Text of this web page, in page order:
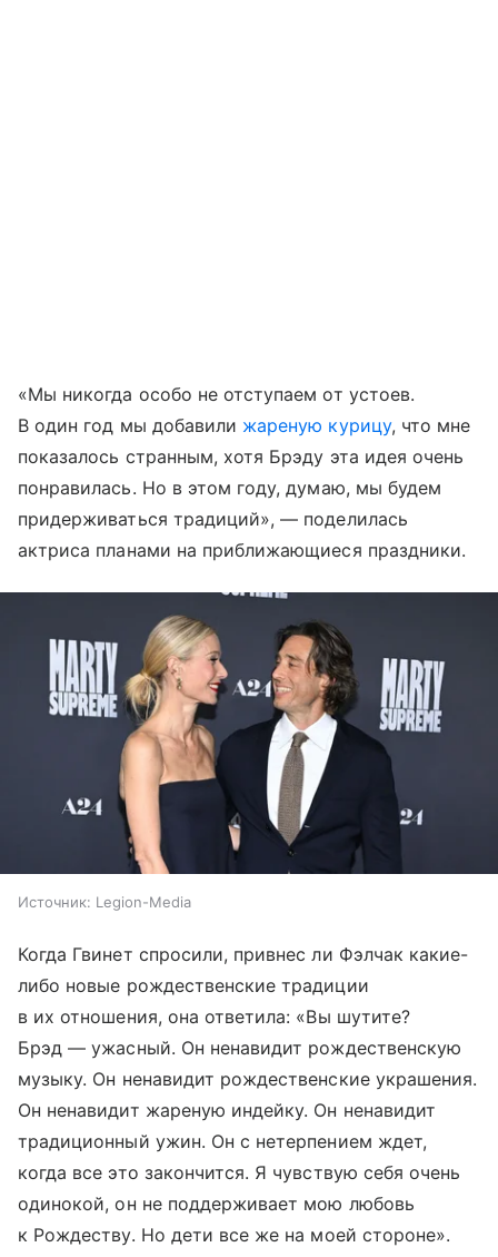
«Мы никогда особо не отступаем от устоев.
В один год мы добавили жареную курицу, что мне
показалось странным, хотя Брэду эта идея очень
понравилась. Но в этом году, думаю, мы будем
придерживаться традиций», — поделилась
актриса планами на приближающиеся праздники.
Источник: Legion-Media
Когда Гвинет спросили, привнес ли Фэлчак какие-
либо новые рождественские традиции
в их отношения, она ответила: «Вы шутите?
Брэд — ужасный. Он ненавидит рождественскую
музыку. Он ненавидит рождественские украшения.
Он ненавидит жареную индейку. Он ненавидит
традиционный ужин. Он с нетерпением ждет,
когда все это закончится. Я чувствую себя очень
одинокой, он не поддерживает мою любовь
к Рождеству. Но дети все же на моей стороне».